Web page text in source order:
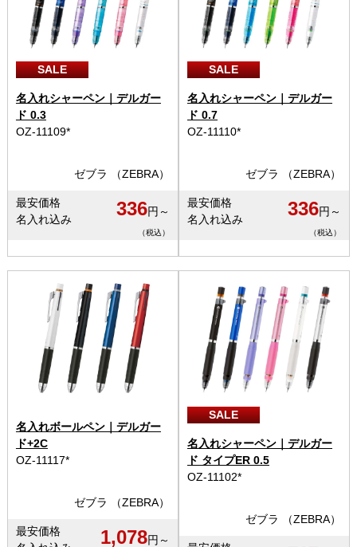
SALE
名入れシャーペン｜デルガー
ド 0.3
OZ-11109*
ゼブラ （ZEBRA）
最安価格
名入れ込み
336円～
（税込）
SALE
名入れシャーペン｜デルガー
ド 0.7
OZ-11110*
ゼブラ （ZEBRA）
最安価格
名入れ込み
336円～
（税込）
名入れボールペン｜デルガー
ド+2C
OZ-11117*
ゼブラ （ZEBRA）
最安価格
1,078円～
SALE
名入れシャーペン｜デルガー
ド タイプER 0.5
OZ-11102*
ゼブラ （ZEBRA）